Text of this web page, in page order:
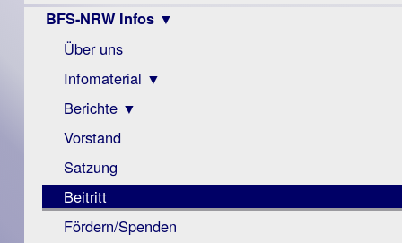
BFS-NRW Infos ▼
Über uns
Infomaterial ▼
Visus
Zeitschrift
Monokular
Mac
Instagram-
Links
Berichte ▼
Archiv
Berichte
Vorstand
Satzung
Beitritt
Fördern/Spenden